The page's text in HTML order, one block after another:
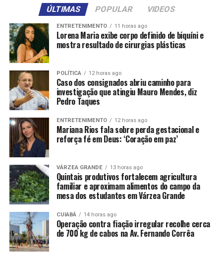
caso de renúncia de João Campos em abril de 2026 para
ser candidato ao governo.
Na esfera estadual, Raquel tem como prioridade para
2025 a entrega de obras e a tentativa de fortalecer o
governo politicamente. A avaliação interna é a de que é
preciso deslanchar neste ano, inclusive com ações
concretas na região metropolitana do Recife, para se
sobrepor à alta popularidade de Campos.
A gestão Raquel também aposta que o prefeito terá uma
oposição mais contundente na Câmara Municipal,
podendo gerar questionamentos sobre a qualidade da
78% dos votos válidos.
No Palácio do Campo das Princesas, a leitura é a de que
Campos teve méritos para alcançar um resultado
expressivo, mas que a oposição praticamente se omitiu
do papel de fiscalizar a prefeitura.
No plano estadual, a expectativa é que a governadora
ÚLTIMAS POPULAR VIDEOS
ENTRETENIMENTO 11 horas ago
Lorena Maria exibe corpo definido de biquíni e
mostra resultado de cirurgias plásticas
POLÍTICA 12 horas ago
Caso dos consignados abriu caminho para
investigação que atingiu Mauro Mendes, diz
Pedro Taques
ENTRETENIMENTO 12 horas ago
Mariana Rios fala sobre perda gestacional e
reforça fé em Deus: ‘Coração em paz’
VÁRZEA GRANDE 13 horas ago
Quintais produtivos fortalecem agricultura
familiar e aproximam alimentos do campo da
mesa dos estudantes em Várzea Grande
CUIABÁ 14 horas ago
Operação contra fiação irregular recolhe cerca
de 700 kg de cabos na Av. Fernando Corrêa